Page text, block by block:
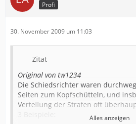
Profi
30. November 2009 um 11:03
Zitat
Original von tw1234
Die Schiedsrichter waren
Seiten zum Kopfschütteln, und
Verteilung der Strafen oft
Alles anzeigen